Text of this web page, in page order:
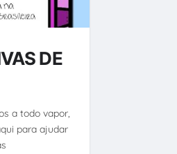
DE
a todo vapor,
para ajudar